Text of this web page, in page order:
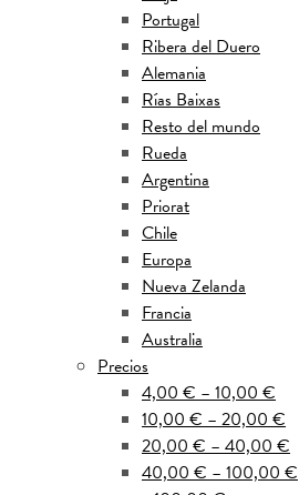
Portugal
Ribera del Duero
Alemania
Rías Baixas
Resto del mundo
Rueda
Argentina
Priorat
Chile
Europa
Nueva Zelanda
Francia
Australia
Precios
4,00 € – 10,00 €
10,00 € – 20,00 €
20,00 € – 40,00 €
40,00 € – 100,00 €